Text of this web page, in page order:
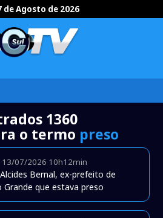
Agosto de 2026
1360
o termo preso
13/07/2026 10h12min
Bernal, ex-prefeito de
Grande que estava preso